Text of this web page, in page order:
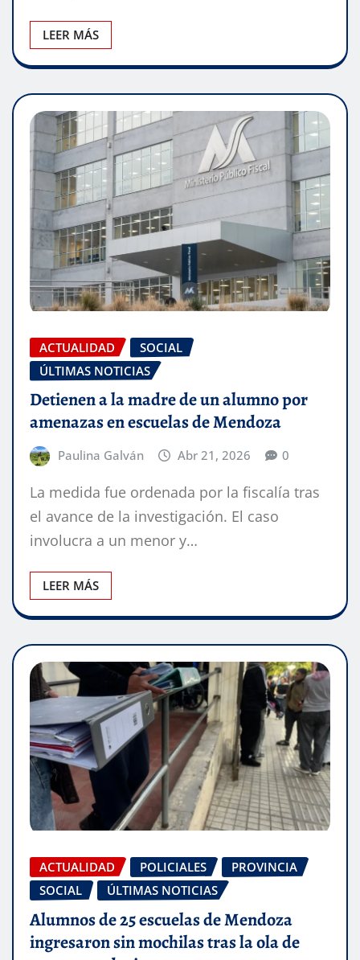
LEER MÁS
ACTUALIDAD
SOCIAL
ÚLTIMAS NOTICIAS
Detienen a la madre de un alumno por
amenazas en escuelas de Mendoza
Paulina Galván Abr 21, 2026 0
La medida fue ordenada por la fiscalía tras
el avance de la investigación. El caso
involucra a un menor y…
LEER MÁS
ACTUALIDAD POLICIALES
PROVINCIA
SOCIAL
ÚLTIMAS NOTICIAS
Alumnos de 25 escuelas de Mendoza
ingresaron sin mochilas tras la ola de